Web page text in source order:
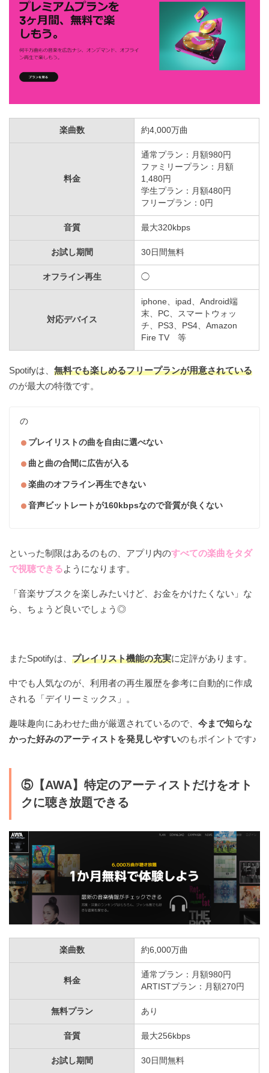
楽曲数 約4,000万曲
料金
通常プラン：月額980円
ファミリープラン：月額
1,480円
学生プラン：月額480円
フリープラン：0円
音質 最大320kbps
お試し期間 30日間無料
オフライン再生 ◯
対応デバイス
iphone、ipad、Android端
末、PC、スマートウォッ
チ、PS3、PS4、Amazon
Fire TV 等
Spotifyは、無料でも楽しめるフリープランが用意されている
のが最大の特徴です。
の
プレイリストの曲を自由に選べない
曲と曲の合間に広告が入る
楽曲のオフライン再生できない
音声ビットレートが160kbpsなので音質が良くない
といった制限はあるのもの、アプリ内のすべての楽曲をタダ
で視聴できるようになります。
「音楽サブスクを楽しみたいけど、お金をかけたくない」な
ら、ちょうど良いでしょう◎
またSpotifyは、プレイリスト機能の充実に定評があります。
中でも人気なのが、利用者の再生履歴を参考に自動的に作成
される「デイリーミックス」。
趣味趣向にあわせた曲が厳選されているので、今まで知らな
かった好みのアーティストを発見しやすいのもポイントです♪
⑤【AWA】特定のアーティストだけをオト
クに聴き放題できる
楽曲数 約6,000万曲
料金
通常プラン：月額980円
ARTISTプラン：月額270円
無料プラン あり
音質 最大256kbps
お試し期間 30日間無料